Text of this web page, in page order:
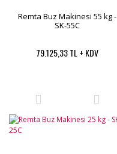
Remta Buz Makinesi 55 kg -
SK-55C
79.125,33 TL + KDV